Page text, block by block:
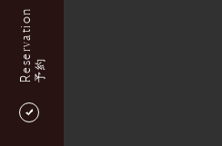
Reservation予約